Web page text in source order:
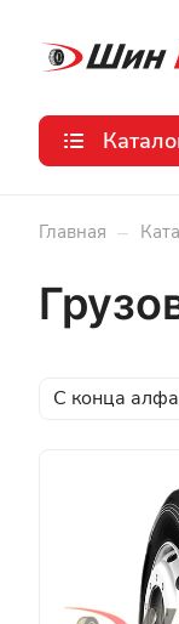
Главная –
С конца